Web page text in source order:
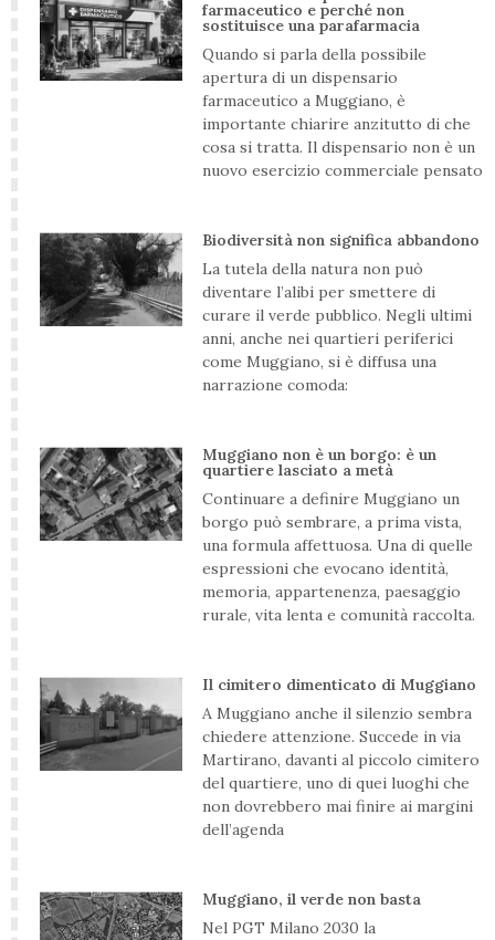
farmaceutico e perché non
sostituisce una parafarmacia
Quando si parla della possibile
apertura di un dispensario
farmaceutico a Muggiano, è
importante chiarire anzitutto di che
cosa si tratta. Il dispensario non è un
nuovo esercizio commerciale pensato
Biodiversità non significa abbandono
La tutela della natura non può
diventare l’alibi per smettere di
curare il verde pubblico. Negli ultimi
anni, anche nei quartieri periferici
come Muggiano, si è diffusa una
narrazione comoda:
Muggiano non è un borgo: è un
quartiere lasciato a metà
Continuare a definire Muggiano un
borgo può sembrare, a prima vista,
una formula affettuosa. Una di quelle
espressioni che evocano identità,
memoria, appartenenza, paesaggio
rurale, vita lenta e comunità raccolta.
Il cimitero dimenticato di Muggiano
A Muggiano anche il silenzio sembra
chiedere attenzione. Succede in via
Martirano, davanti al piccolo cimitero
del quartiere, uno di quei luoghi che
non dovrebbero mai finire ai margini
dell’agenda
Muggiano, il verde non basta
Nel PGT Milano 2030 la